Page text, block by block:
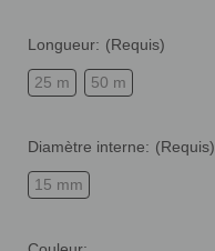
Longueur: (Requis)
25 m 50 m
Diamètre interne: (Requis)
15 mm